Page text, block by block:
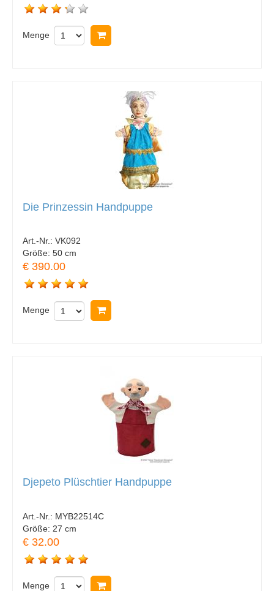
Menge
Die Prinzessin Handpuppe
Art.-Nr.: VK092
Größe: 50 cm
€ 390.00
Menge
Djepeto Plüschtier Handpuppe
Art.-Nr.: MYB22514C
Größe: 27 cm
€ 32.00
Menge